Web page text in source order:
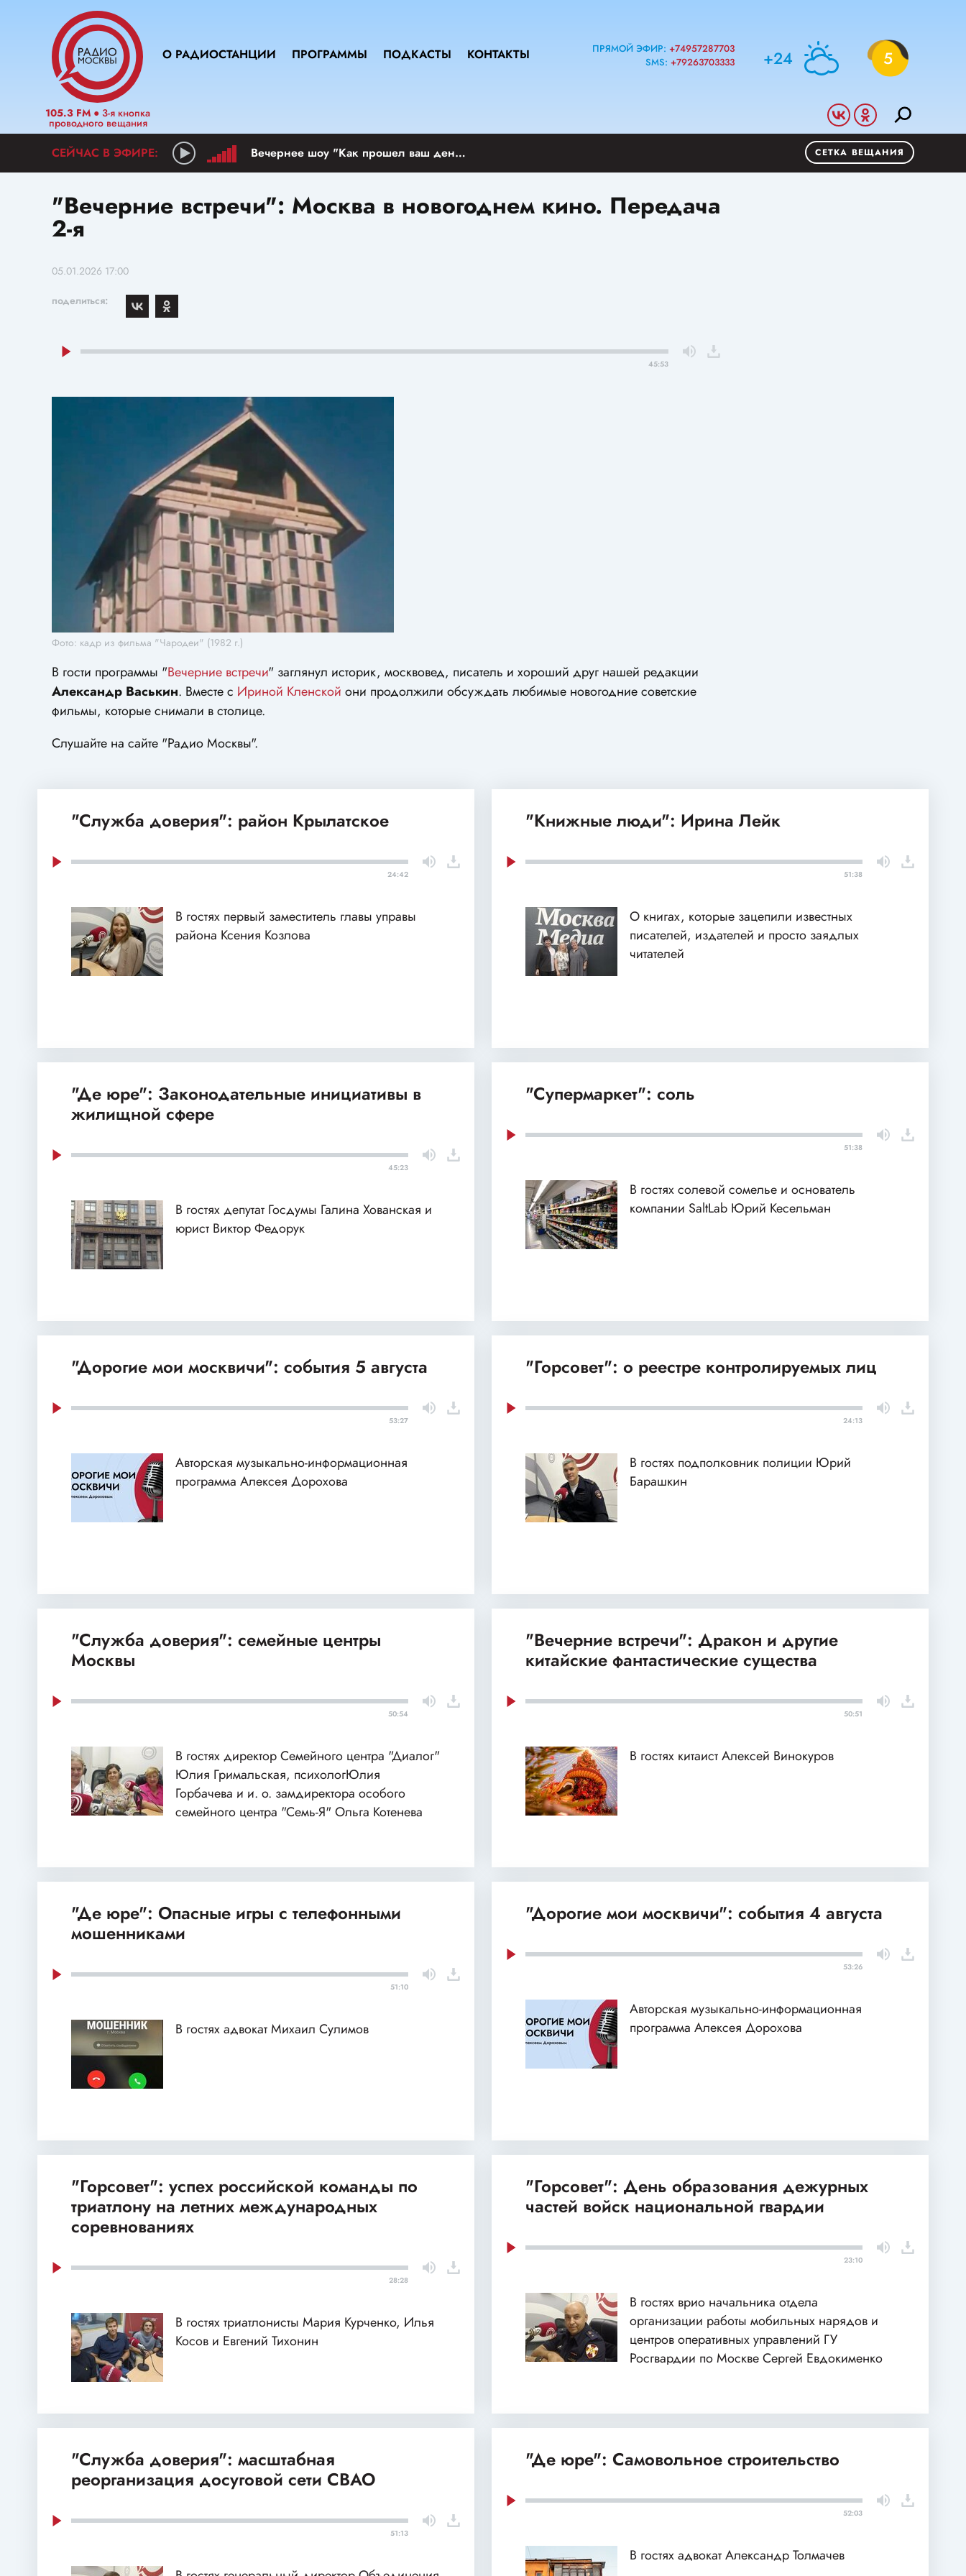
105.3 FM ● 3-я кнопка
проводного вещания
О РАДИОСТАНЦИИ ПРОГРАММЫ ПОДКАСТЫ КОНТАКТЫ ПРЯМОЙ ЭФИР: +74957287703
SMS: +79263703333 +24 5
Вечернее шоу "Как прошел ваш день?" СЕТКА ВЕЩАНИЯ
"Вечерние встречи": Москва в новогоднем кино. Передача
2-я
05.01.2026 17:00
поделиться:
45:53
Фото: кадр из фильма "Чародеи" (1982 г.)
В гости программы "Вечерние встречи" заглянул историк, москвовед, писатель и хороший друг нашей редакции
Александр Васькин. Вместе с Ириной Кленской они продолжили обсуждать любимые новогодние советские
фильмы, которые снимали в столице.
Слушайте на сайте "Радио Москвы".
"Служба доверия": район Крылатское
24:42
В гостях первый заместитель главы управы
района Ксения Козлова
"Книжные люди": Ирина Лейк
51:38
О книгах, которые зацепили известных
писателей, издателей и просто заядлых
читателей
"Де юре": Законодательные инициативы в
жилищной сфере
45:23
В гостях депутат Госдумы Галина Хованская и
юрист Виктор Федорук
"Супермаркет": соль
51:38
В гостях солевой сомелье и основатель
компании SaltLab Юрий Кесельман
"Дорогие мои москвичи": события 5 августа
53:27
Авторская музыкально-информационная
программа Алексея Дорохова
"Горсовет": о реестре контролируемых лиц
24:13
В гостях подполковник полиции Юрий
Барашкин
"Служба доверия": семейные центры
Москвы
50:54
В гостях директор Семейного центра "Диалог"
Юлия Гримальская, психологЮлия
Горбачева и и. о. замдиректора особого
семейного центра "Семь-Я" Ольга Котенева
"Вечерние встречи": Дракон и другие
китайские фантастические существа
50:51
В гостях китаист Алексей Винокуров
"Де юре": Опасные игры с телефонными
мошенниками
51:10
В гостях адвокат Михаил Сулимов
"Дорогие мои москвичи": события 4 августа
53:26
Авторская музыкально-информационная
программа Алексея Дорохова
"Горсовет": успех российской команды по
триатлону на летних международных
соревнованиях
28:28
В гостях триатлонисты Мария Курченко, Илья
Косов и Евгений Тихонин
"Горсовет": День образования дежурных
частей войск национальной гвардии
23:10
В гостях врио начальника отдела
организации работы мобильных нарядов и
центров оперативных управлений ГУ
Росгвардии по Москве Сергей Евдокименко
"Служба доверия": масштабная
реорганизация досуговой сети СВАО
51:13
"Де юре": Самовольное строительство
52:03
В гостях адвокат Александр Толмачев